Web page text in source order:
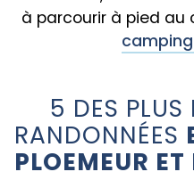
à parcourir à pied au
5 DES PLUS BELLES
RANDONNÉES
PLOEMEUR